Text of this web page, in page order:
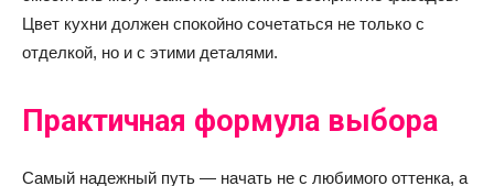
Цвет кухни должен спокойно сочетаться не только с
отделкой, но и с этими деталями.
Практичная формула выбора
Самый надежный путь — начать не с любимого оттенка, а